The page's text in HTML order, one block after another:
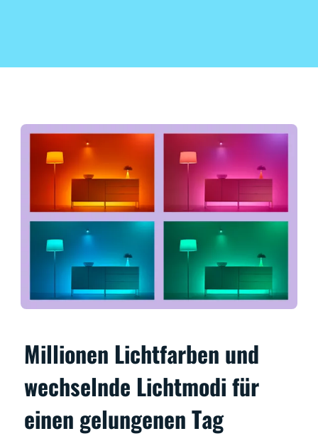
Millionen Lichtfarben und
wechselnde Lichtmodi für
einen gelungenen Tag